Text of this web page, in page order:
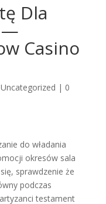
Dla
—
Casino
Uncategorized | 0
do władania
okresów sala
sprawdzenie że
podczas
testament